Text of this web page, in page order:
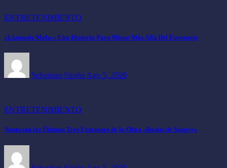
ENTRETENIMIENTO
«Llamada Mofa»: Una Historia Para Mirar Más Allá Del Escenario
Sebastian Sipión Ago 5, 2026
ENTRETENIMIENTO
Anuncian las Últimas Tres Funciones de la Obra «Bodas de Sangre»